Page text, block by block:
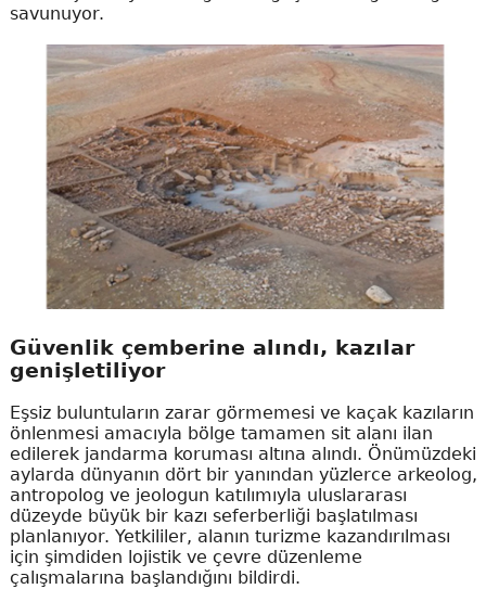
savunuyor.
Güvenlik çemberine alındı, kazılar
genişletiliyor
Eşsiz buluntuların zarar görmemesi ve kaçak kazıların
önlenmesi amacıyla bölge tamamen sit alanı ilan
edilerek jandarma koruması altına alındı. Önümüzdeki
aylarda dünyanın dört bir yanından yüzlerce arkeolog,
antropolog ve jeologun katılımıyla uluslararası
düzeyde büyük bir kazı seferberliği başlatılması
planlanıyor. Yetkililer, alanın turizme kazandırılması
için şimdiden lojistik ve çevre düzenleme
çalışmalarına başlandığını bildirdi.